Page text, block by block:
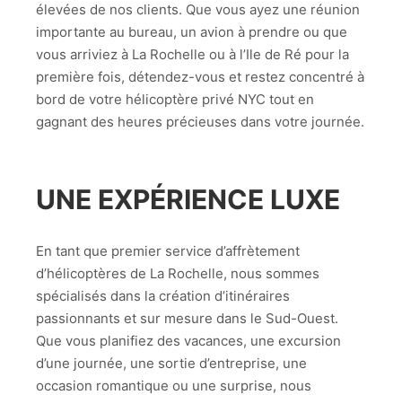
élevées de nos clients. Que vous ayez une réunion
importante au bureau, un avion à prendre ou que
vous arriviez à La Rochelle ou à l’Ile de Ré pour la
première fois, détendez-vous et restez concentré à
bord de votre hélicoptère privé NYC tout en
gagnant des heures précieuses dans votre journée.
UNE EXPÉRIENCE LUXE
En tant que premier service d’affrètement
d’hélicoptères de La Rochelle, nous sommes
spécialisés dans la création d’itinéraires
passionnants et sur mesure dans le Sud-Ouest.
Que vous planifiez des vacances, une excursion
d’une journée, une sortie d’entreprise, une
occasion romantique ou une surprise, nous